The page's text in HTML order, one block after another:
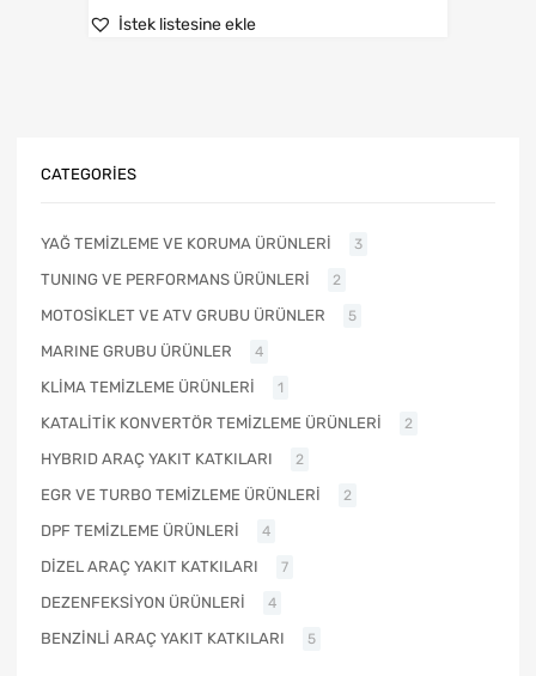
İstek listesine ekle
CATEGORIES
YAĞ TEMİZLEME VE KORUMA ÜRÜNLERİ 3
TUNING VE PERFORMANS ÜRÜNLERİ 2
MOTOSİKLET VE ATV GRUBU ÜRÜNLER 5
MARINE GRUBU ÜRÜNLER 4
KLİMA TEMİZLEME ÜRÜNLERİ 1
KATALİTİK KONVERTÖR TEMİZLEME ÜRÜNLERİ 2
HYBRID ARAÇ YAKIT KATKILARI 2
EGR VE TURBO TEMİZLEME ÜRÜNLERİ 2
DPF TEMİZLEME ÜRÜNLERİ 4
DİZEL ARAÇ YAKIT KATKILARI 7
DEZENFEKSİYON ÜRÜNLERİ 4
BENZİNLİ ARAÇ YAKIT KATKILARI 5